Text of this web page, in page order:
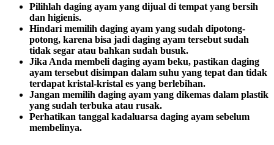
Pilihlah daging ayam yang dijual di tempat yang bersih
dan higienis.
Hindari memilih daging ayam yang sudah dipotong-
potong, karena bisa jadi daging ayam tersebut sudah
tidak segar atau bahkan sudah busuk.
Jika Anda membeli daging ayam beku, pastikan daging
ayam tersebut disimpan dalam suhu yang tepat dan tidak
terdapat kristal-kristal es yang berlebihan.
Jangan memilih daging ayam yang dikemas dalam plastik
yang sudah terbuka atau rusak.
Perhatikan tanggal kadaluarsa daging ayam sebelum
membelinya.